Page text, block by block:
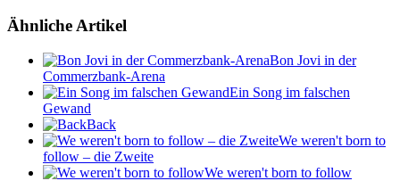
Ähnliche Artikel
Bon Jovi in der
Commerzbank-Arena
Ein Song im falschen
Gewand
Back
We weren't born to
follow – die Zweite
We weren't born to follow